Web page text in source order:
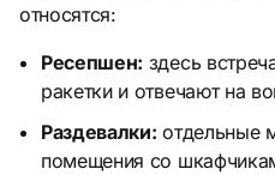
относятся:
Ресепшен: здесь
ракетки и отвечают на
Раздевалки: отдельные
помещения со